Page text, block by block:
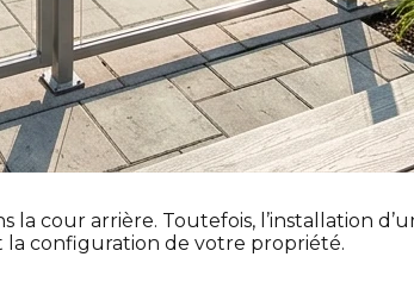
la cour arrière. Toutefois, l’installation
la configuration de votre propriété.